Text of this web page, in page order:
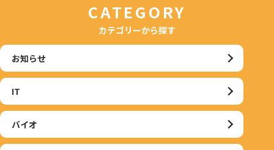
CATEGORY
カテゴリーから探す
お知らせ
IT
バイオ